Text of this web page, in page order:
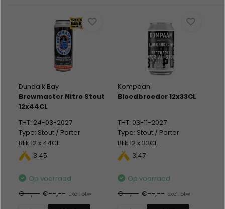
Dundalk Bay
Brewmaster Nitro Stout
12x44CL
THT: 24-03-2027
Type: Stout / Porter
Blik 12 x 44CL
Alc %: 4,20
Statiegeld: Blik 12x0,15
3.45
Op voorraad
€--,-- €--,-- Excl. btw
Kompaan
Bloedbroeder 12x33CL
THT: 03-11-2027
Type: Stout / Porter
Blik 12 x 33CL
Alc %: 9,10
Statiegeld: Blik 12x0,15
3.47
Op voorraad
€--,-- €--,-- Excl. btw